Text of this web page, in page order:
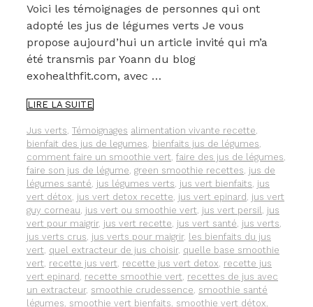
Voici les témoignages de personnes qui ont
adopté les jus de légumes verts Je vous
propose aujourd’hui un article invité qui m’a
été transmis par Yoann du blog
exohealthfit.com, avec …
LIRE LA SUITE« J’AI
LES
JUS
DE
LÉGUMES
VERTS ».
TÉMOIGNAGES.
Catégories
Jus verts Témoignages Étiquettes
alimentation vivante recette
bienfait des jus de legumes bienfaits jus de légumes
comment faire un smoothie vert faire des jus de légumes
faire son jus de légume green smoothie recettes jus de
légumes santé jus légumes verts jus vert bienfaits jus
vert détox jus vert detox recette jus vert epinard jus vert
guy corneau jus vert ou smoothie vert jus vert persil
jus
vert pour maigrir, jus vert recette jus vert santé jus verts
jus verts crus jus verts pour maigrir, les bienfaits du jus
vert quel extracteur de jus choisir, quelle base smoothie
vert recette jus vert recette jus vert detox recette jus
vert epinard recette smoothie vert recettes de jus avec
un extracteur, smoothie crudessence smoothie santé
légumes smoothie vert bienfaits smoothie vert détox